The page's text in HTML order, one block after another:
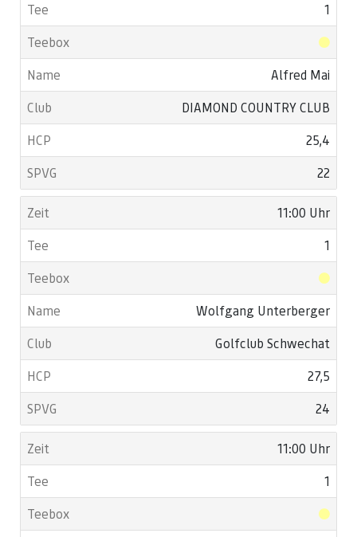
1
Alfred Mai
DIAMOND COUNTRY CLUB
25,4
22
11:00 Uhr
1
Wolfgang Unterberger
Golfclub Schwechat
27,5
24
11:00 Uhr
1